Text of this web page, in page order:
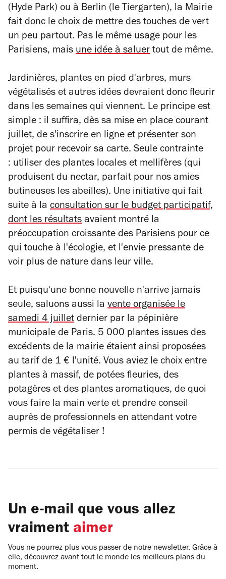
(Hyde Park) ou à Berlin (le Tiergarten), la Mairie
fait donc le choix de mettre des touches de vert
un peu partout. Pas le même usage pour les
Parisiens, mais une idée à saluer tout de même.
Jardinières, plantes en pied d'arbres, murs
végétalisés et autres idées devraient donc fleurir
dans les semaines qui viennent. Le principe est
simple : il suffira, dès sa mise en place courant
juillet, de s'inscrire en ligne et présenter son
projet pour recevoir sa carte. Seule contrainte
: utiliser des plantes locales et mellifères (qui
produisent du nectar, parfait pour nos amies
butineuses les abeilles). Une initiative qui fait
suite à la consultation sur le budget participatif,
dont les résultats avaient montré la
préoccupation croissante des Parisiens pour ce
qui touche à l'écologie, et l'envie pressante de
voir plus de nature dans leur ville.
Et puisqu'une bonne nouvelle n'arrive jamais
seule, saluons aussi la vente organisée le
samedi 4 juillet dernier par la pépinière
municipale de Paris. 5 000 plantes issues des
excédents de la mairie étaient ainsi proposées
au tarif de 1 € l'unité. Vous aviez le choix entre
plantes à massif, de potées fleuries, des
potagères et des plantes aromatiques, de quoi
vous faire la main verte et prendre conseil
auprès de professionnels en attendant votre
permis de végétaliser !
Un e-mail que vous allez
vraiment aimer
Vous ne pourrez plus vous passer de notre newsletter. Grâce à
elle, découvrez avant tout le monde les meilleurs plans du
moment.